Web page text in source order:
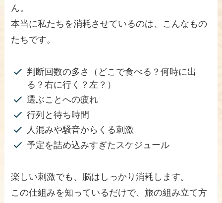
ん。
本当に私たちを消耗させているのは、こんなもの
たちです。
判断回数の多さ（どこで食べる？何時に出
る？右に行く？左？）
選ぶことへの疲れ
行列と待ち時間
人混みや騒音からくる刺激
予定を詰め込みすぎたスケジュール
楽しい刺激でも、脳はしっかり消耗します。
この仕組みを知っているだけで、旅の組み立て方